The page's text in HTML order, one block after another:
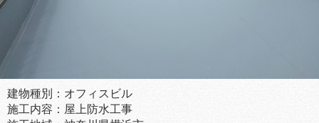
建物種別：オフィスビル
施工内容：屋上防水工事